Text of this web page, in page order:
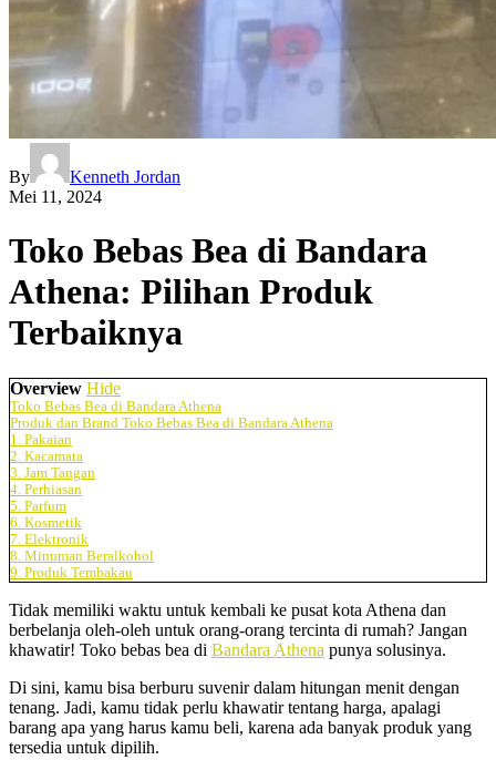
By
Kenneth Jordan
Mei 11, 2024
Toko Bebas Bea di Bandara
Athena: Pilihan Produk
Terbaiknya
Overview Hide
Toko Bebas Bea di Bandara Athena
Produk dan Brand Toko Bebas Bea di Bandara Athena
1. Pakaian
2. Kacamata
3. Jam Tangan
4. Perhiasan
5. Parfum
6. Kosmetik
7. Elektronik
8. Minuman Beralkohol
9. Produk Tembakau
Tidak memiliki waktu untuk kembali ke pusat kota Athena dan
berbelanja oleh-oleh untuk orang-orang tercinta di rumah? Jangan
khawatir! Toko bebas bea di Bandara Athena punya solusinya.
Di sini, kamu bisa berburu suvenir dalam hitungan menit dengan
tenang. Jadi, kamu tidak perlu khawatir tentang harga, apalagi
barang apa yang harus kamu beli, karena ada banyak produk yang
tersedia untuk dipilih.